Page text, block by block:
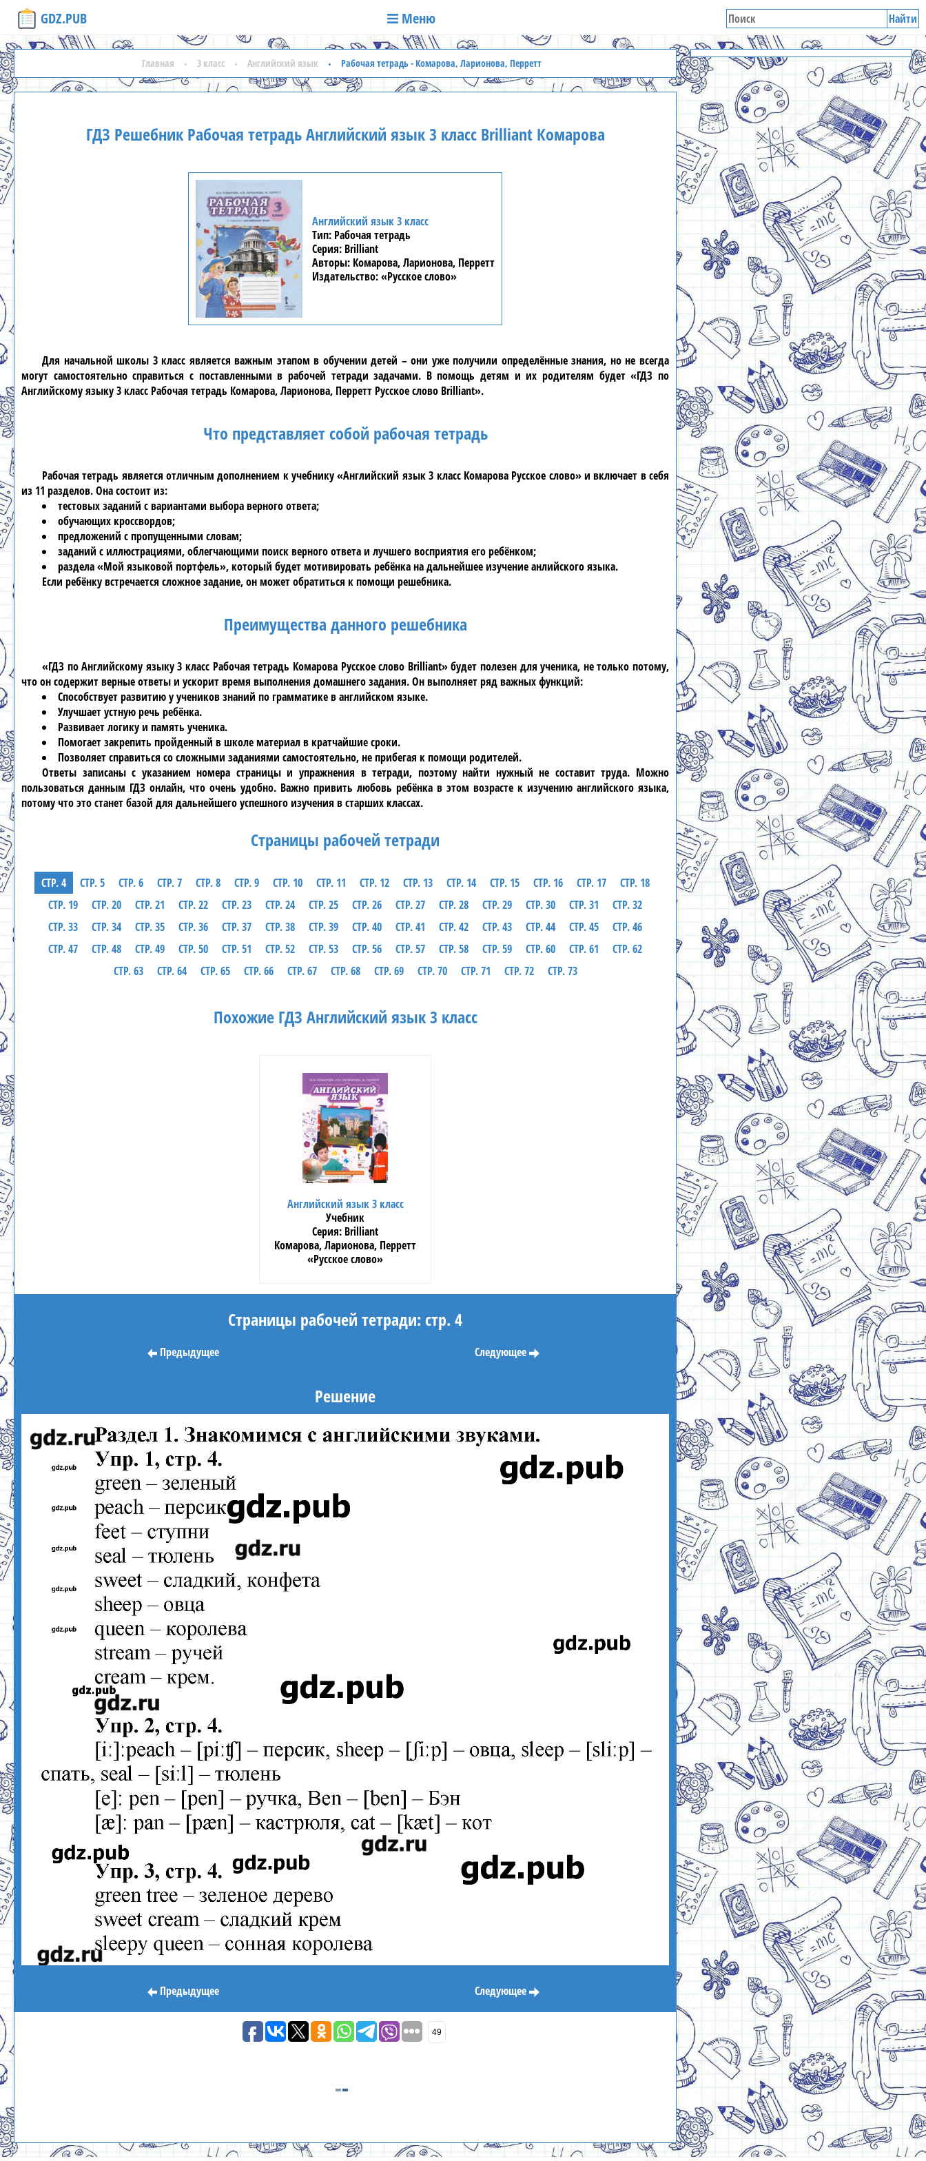
GDZ.PUB Меню Найти
Главная 3 класс Английский язык Рабочая тетрадь - Комарова, Ларионова, Перретт
ГДЗ Решебник Рабочая тетрадь Английский язык 3 класс Brilliant Комарова
Английский язык 3 класс
Рабочая тетрадь
Brilliant
Комарова, Ларионова, Перретт
«Русское слово»
Для начальной школы 3 класс является важным этапом в обучении детей – они уже получили определённые знания, но не всегда
могут самостоятельно справиться с поставленными в рабочей тетради задачами. В помощь детям и их родителям будет«ГДЗ по
Английскому языку 3 класс Рабочая тетрадь Комарова, Ларионова, Перретт Русское слово Brilliant».
Что представляет собой рабочая тетрадь
Рабочая тетрадь является отличным дополнением к учебнику«Английский язык 3 класс Комарова Русское слово»и включает в себя
из 11 разделов. Она состоит из:
тестовых заданий с вариантами выбора верного ответа;
обучающих кроссвордов;
предложений с пропущенными словам;
заданий с иллюстрациями, облегчающими поиск верного ответа и лучшего восприятия его ребёнком;
раздела «Мой языковой портфель», который будет мотивировать ребёнка на дальнейшее изучение анлийского языка.
Если ребёнку встречается сложное задание, он может обратиться к помощи решебника.
Преимущества данного решебника
«ГДЗ по Английскому языку 3 класс Рабочая тетрадь Комарова Русское слово Brilliant»будет полезен для ученика, не только потому,
что он содержит верные ответы и ускорит время выполнения домашнего задания. Он выполняет ряд важных функций:
Способствует развитию у учеников знаний по грамматике в английском языке.
Улучшает устную речь ребёнка.
Развивает логику и память ученика.
Помогает закрепить пройденный в школе материал в кратчайшие сроки.
Позволяет справиться со сложными заданиями самостоятельно, не прибегая к помощи родителей.
Ответы записаны с указанием номера страницы и упражнения в тетради, поэтому найти нужный не составит труда. Можно
пользоваться данным ГДЗ онлайн, что очень удобно. Важно привить любовь ребёнка в этом возрасте к изучению английского языка,
потому что это станет базой для дальнейшего успешного изучения в старших классах.
Страницы рабочей тетради
СТР. 4 СТР. 5 СТР. 6 СТР. 7 СТР. 8 СТР. 9 СТР. 10 СТР. 11 СТР. 12 СТР. 13 СТР. 14 СТР. 15 СТР. 16 СТР. 17
СТР. 18
СТР. 19
СТР. 20 СТР. 21 СТР. 22 СТР. 23 СТР. 24 СТР. 25 СТР. 26 СТР. 27 СТР. 28 СТР. 29 СТР. 30 СТР. 31
СТР. 32
СТР. 33
СТР. 34 СТР. 35 СТР. 36 СТР. 37 СТР. 38 СТР. 39 СТР. 40 СТР. 41 СТР. 42 СТР. 43 СТР. 44 СТР. 45
СТР. 46
СТР. 47
СТР. 48 СТР. 49 СТР. 50 СТР. 51 СТР. 52 СТР. 53 СТР. 56 СТР. 57 СТР. 58 СТР. 59 СТР. 60 СТР. 61
СТР. 62
СТР. 63
СТР. 64 СТР. 65 СТР. 66 СТР. 67 СТР. 68 СТР. 69 СТР. 70 СТР. 71 СТР. 72 СТР. 73
Похожие ГДЗ Английский язык 3 класс
Английский язык 3 класс
Учебник
Brilliant
Комарова, Ларионова, Перретт
«Русское слово»
Страницы рабочей тетради: стр. 4
Предыдущее Следующее
Решение
Предыдущее Следующее
49